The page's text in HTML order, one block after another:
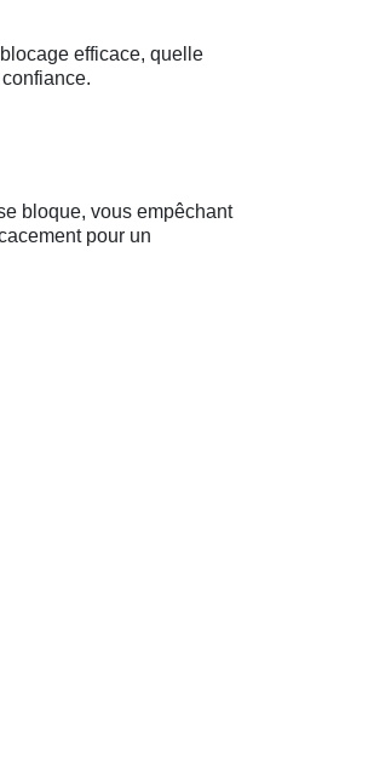
efficace, quelle
bloque, vous empêchant
pour un